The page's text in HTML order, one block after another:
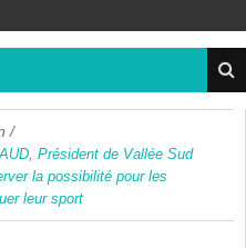
/
Président de Vallée Sud
la possibilité pour les
leur sport